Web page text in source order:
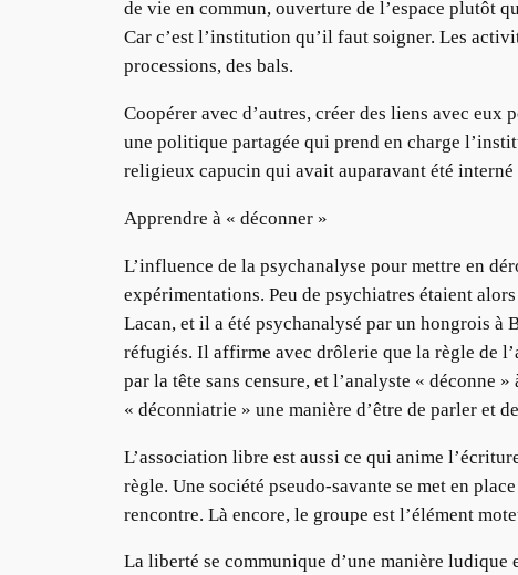
de vie en commun, ouverture de l’espace plutôt
Car c’est l’institution qu’il faut soigner. Les
processions, des bals.
Coopérer avec d’autres, créer des liens avec eux
une politique partagée qui prend en charge
religieux capucin qui avait auparavant été
Apprendre à « déconner »
L’influence de la psychanalyse pour mettre en
expérimentations. Peu de psychiatres étaient
Lacan, et il a été psychanalysé par un hongrois à
réfugiés. Il affirme avec drôlerie que la règle de
par la tête sans censure, et l’analyste « déconne
« déconniatrie » une manière d’être de parler et
L’association libre est aussi ce qui anime
règle. Une société pseudo-savante se met en
rencontre. Là encore, le groupe est l’élément
La liberté se communique d’une manière ludique